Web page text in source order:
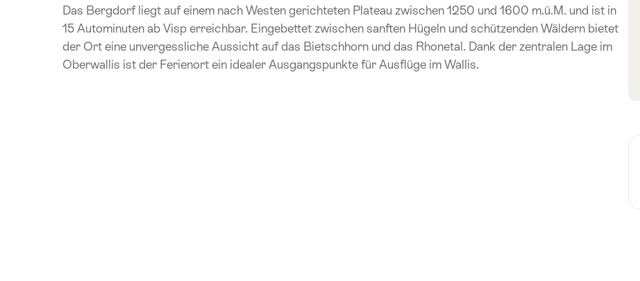
Das Bergdorf liegt auf einem nach Westen gerichteten Plateau zwischen 1250 und 1600 m.ü.M. und ist in
15 Autominuten ab Visp erreichbar. Eingebettet zwischen sanften Hügeln und schützenden Wäldern bietet
der Ort eine unvergessliche Aussicht auf das Bietschhorn und das Rhonetal. Dank der zentralen Lage im
Oberwallis ist der Ferienort ein idealer Ausgangspunkte für Ausflüge im Wallis.